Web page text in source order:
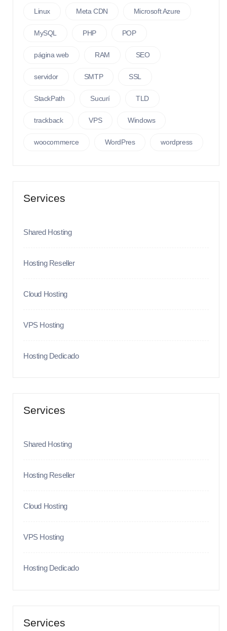
Linux Meta CDN Microsoft Azure
MySQL PHP POP
página web RAM SEO
servidor SMTP SSL
StackPath Sucurí TLD
trackback VPS Windows
woocommerce WordPres wordpress
Services
Shared Hosting
Hosting Reseller
Cloud Hosting
VPS Hosting
Hosting Dedicado
Services
Shared Hosting
Hosting Reseller
Cloud Hosting
VPS Hosting
Hosting Dedicado
Services